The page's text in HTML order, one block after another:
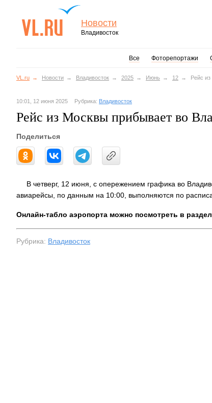
Новости
Владивосток
Все Фоторепортажи
VL.ru Новости Владивосток 2025 Июнь 12 Рейс
10:01, 12 июня 2025 Рубрика: Владивосток
Рейс из Москвы прибывает во
Поделиться
В четверг, 12 июня, с опережением графика во
авиарейсы, по данным на 10:00, выполняются по
Онлайн-табло аэропорта можно посмотреть в
Рубрика: Владивосток